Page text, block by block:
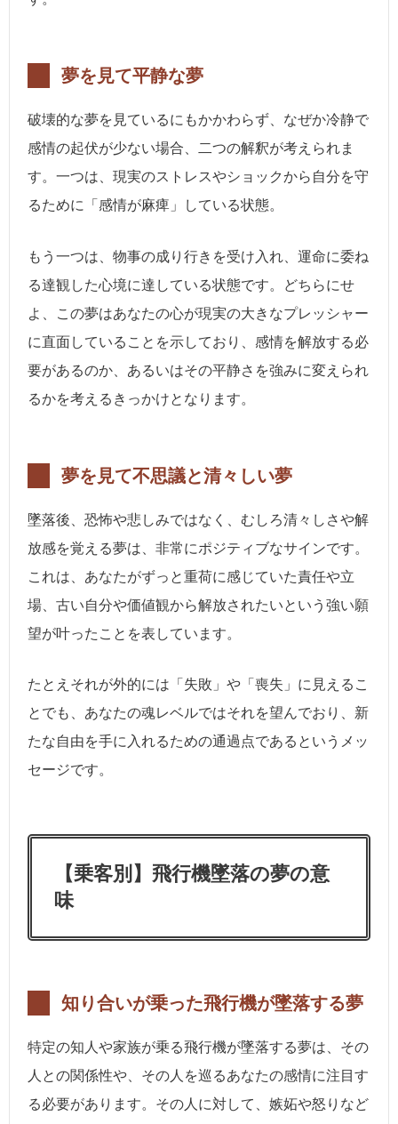
夢を見て平静な夢
破壊的な夢を見ているにもかかわらず、なぜか冷静で
感情の起伏が少ない場合、二つの解釈が考えられま
す。一つは、現実のストレスやショックから自分を守
るために「感情が麻痺」している状態。
もう一つは、物事の成り行きを受け入れ、運命に委ね
る達観した心境に達している状態です。どちらにせ
よ、この夢はあなたの心が現実の大きなプレッシャー
に直面していることを示しており、感情を解放する必
要があるのか、あるいはその平静さを強みに変えられ
るかを考えるきっかけとなります。
夢を見て不思議と清々しい夢
墜落後、恐怖や悲しみではなく、むしろ清々しさや解
放感を覚える夢は、非常にポジティブなサインです。
これは、あなたがずっと重荷に感じていた責任や立
場、古い自分や価値観から解放されたいという強い願
望が叶ったことを表しています。
たとえそれが外的には「失敗」や「喪失」に見えるこ
とでも、あなたの魂レベルではそれを望んでおり、新
たな自由を手に入れるための通過点であるというメッ
セージです。
【乗客別】飛行機墜落の夢の意
味
知り合いが乗った飛行機が墜落する夢
特定の知人や家族が乗る飛行機が墜落する夢は、その
人との関係性や、その人を巡るあなたの感情に注目す
る必要があります。その人に対して、嫉妬や怒りなど